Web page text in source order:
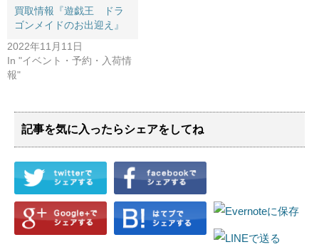
買取情報『遊戯王 ドラ
ゴンメイドのお出迎え』
2022年11月11日
In "イベント・予約・入荷情
報"
記事を気に入ったらシェアをしてね